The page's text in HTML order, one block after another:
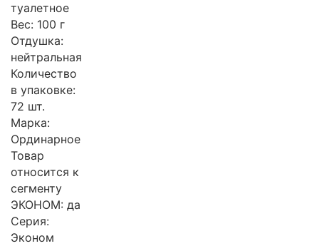
туалетное
Вес: 100 г
Отдушка:
нейтральная
Количество
в упаковке:
72 шт.
Марка:
Ординарное
Товар
относится к
сегменту
ЭКОНОМ: да
Серия:
Эконом